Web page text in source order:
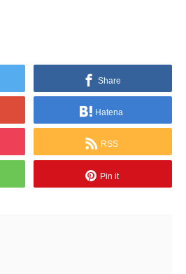
Share
Hatena
RSS
Pin it